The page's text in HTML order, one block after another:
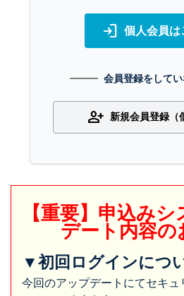
login 個人会員は
会員登録をして
person_add 新規会員登録（
【重要】申込み
デート内容の
▼初回ログインにつ
今回のアップデートにてセキ